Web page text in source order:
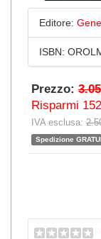
Editore:
ISBN:
Prezzo:
Risparmi
IVA esclusa:
Spedizione